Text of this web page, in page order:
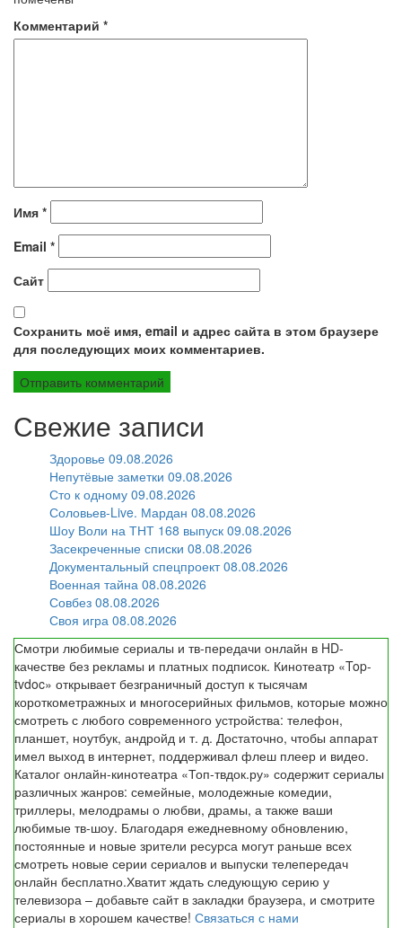
Комментарий *
Имя *
Email *
Сайт
Сохранить моё имя, email и адрес сайта в этом браузере
для последующих моих комментариев.
Свежие записи
Здоровье 09.08.2026
Непутёвые заметки 09.08.2026
Сто к одному 09.08.2026
Соловьев-Live. Мардан 08.08.2026
Шоу Воли на ТНТ 168 выпуск 09.08.2026
Засекреченные списки 08.08.2026
Документальный спецпроект 08.08.2026
Военная тайна 08.08.2026
Совбез 08.08.2026
Своя игра 08.08.2026
Смотри любимые сериалы и тв-передачи онлайн в HD-
качестве без рекламы и платных подписок. Кинотеатр «Top-
tvdoc» открывает безграничный доступ к тысячам
короткометражных и многосерийных фильмов, которые можно
смотреть с любого современного устройства: телефон,
планшет, ноутбук, андройд и т. д. Достаточно, чтобы аппарат
имел выход в интернет, поддерживал флеш плеер и видео.
Каталог онлайн-кинотеатра «Топ-твдок.ру» содержит сериалы
различных жанров: семейные, молодежные комедии,
триллеры, мелодрамы о любви, драмы, а также ваши
любимые тв-шоу. Благодаря ежедневному обновлению,
постоянные и новые зрители ресурса могут раньше всех
смотреть новые серии сериалов и выпуски телепередач
онлайн бесплатно.Хватит ждать следующую серию у
телевизора – добавьте сайт в закладки браузера, и смотрите
сериалы в хорошем качестве! Связаться с нами